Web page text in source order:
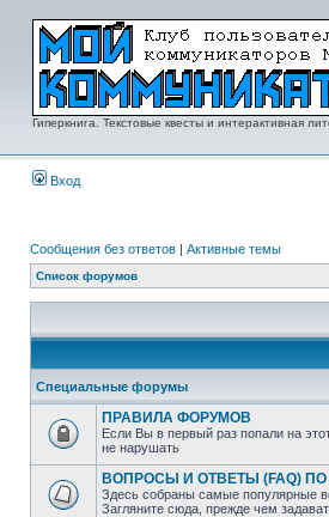
Гиперкнига. Текстовые квесты и интерактивная
Вход
Сообщения без ответов | Активные темы
Список форумов
Специальные форумы
ПРАВИЛА ФОРУМОВ
Если Вы в первый раз попали на
не нарушать
ВОПРОСЫ И ОТВЕТЫ (FAQ)
Здесь собраны самые популярные
Загляните сюда, прежде чем